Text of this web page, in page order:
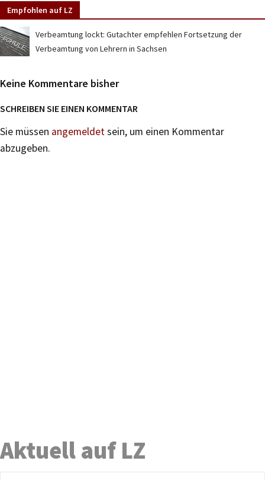
Empfohlen auf LZ
Verbeamtung lockt: Gutachter empfehlen Fortsetzung der
Verbeamtung von Lehrern in Sachsen
Keine Kommentare bisher
SCHREIBEN SIE EINEN KOMMENTAR
Sie müssen angemeldetsein, um einen Kommentar
abzugeben.
Aktuell auf LZ